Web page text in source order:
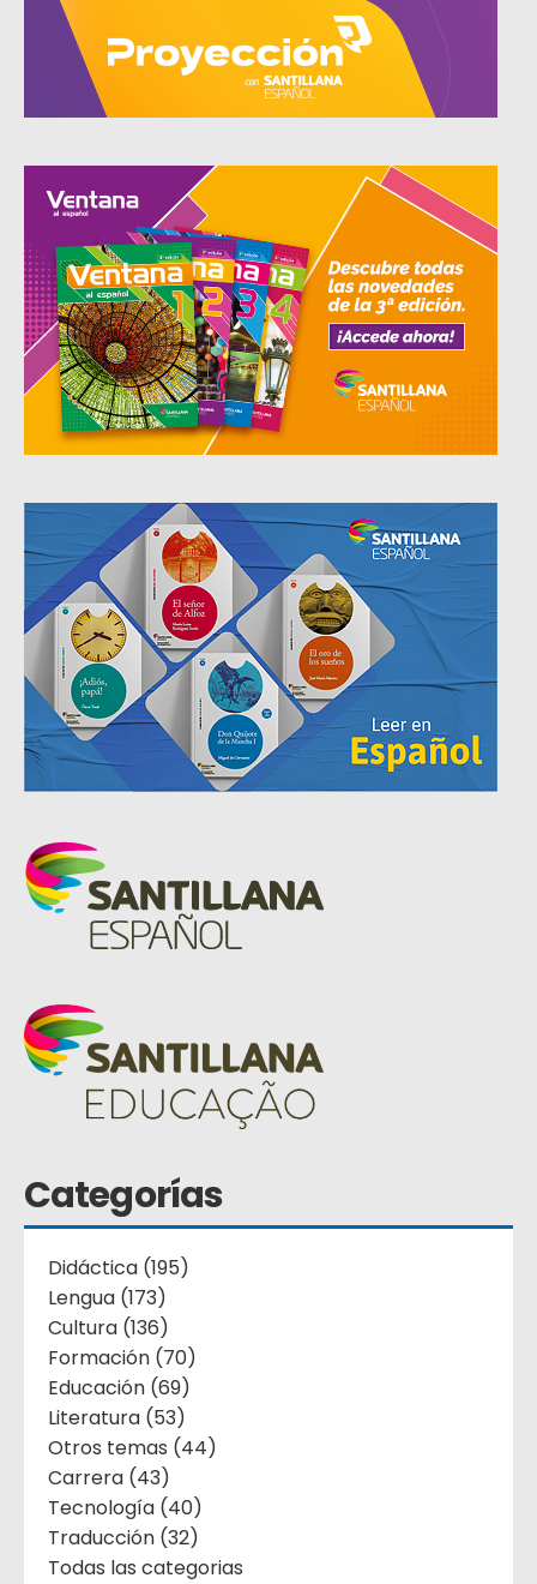
Categorías
Didáctica (195)
Lengua (173)
Cultura (136)
Formación (70)
Educación (69)
Literatura (53)
Otros temas (44)
Carrera (43)
Tecnología (40)
Traducción (32)
Todas las categorias